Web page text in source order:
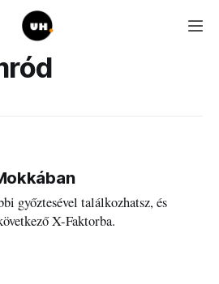
győztesével találkozhatsz, és
X-Faktorba.